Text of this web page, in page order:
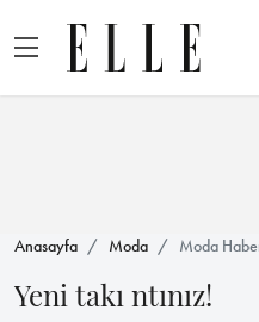
Anasayfa Moda Moda
Yeni takı ntınız!